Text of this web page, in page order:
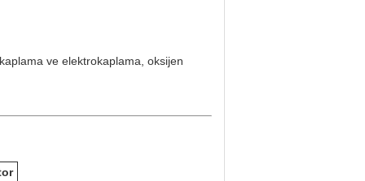
ve elektrokaplama, oksijen